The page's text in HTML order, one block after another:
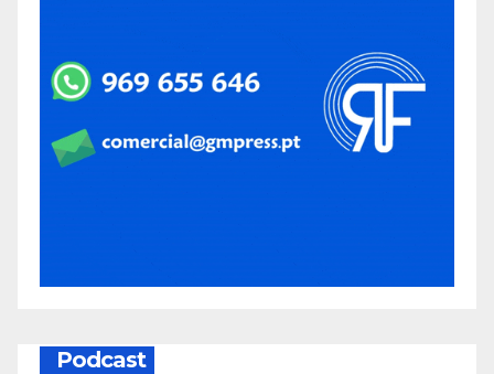
Podcast